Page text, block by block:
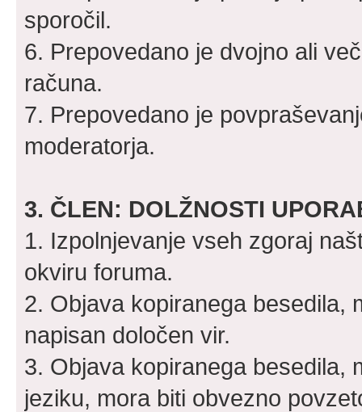
sporočil.
6. Prepovedano je dvojno ali
računa.
7. Prepovedano je
moderatorja.
3. ČLEN: DOLŽNOSTI
1. Izpolnjevanje vseh zgoraj
okviru foruma.
2. Objava kopiranega besedila,
napisan določen vir.
3. Objava kopiranega besedila,
jeziku, mora biti obvezno